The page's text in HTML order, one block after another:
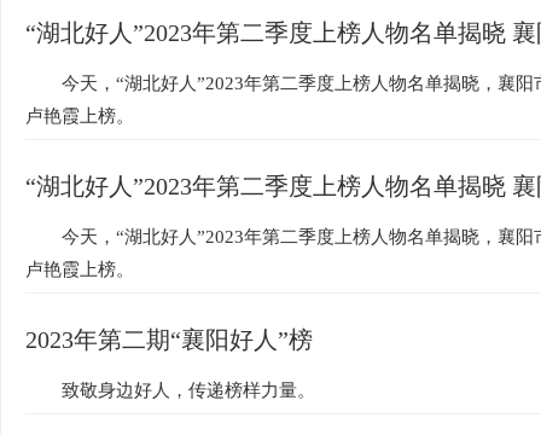
“湖北好人”2023年第二季度上榜人物名单揭晓
今天，“湖北好人”2023年第二季度上榜人物名单揭晓，襄
卢艳霞上榜。
“湖北好人”2023年第二季度上榜人物名单揭晓
今天，“湖北好人”2023年第二季度上榜人物名单揭晓，襄
卢艳霞上榜。
2023年第二期“襄阳好人”榜
致敬身边好人，传递榜样力量。